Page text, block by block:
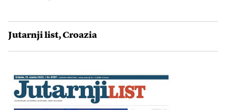
Jutarnji list,Croazia